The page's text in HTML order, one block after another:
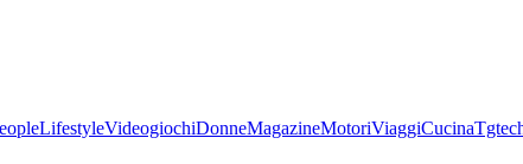
LifestyleVideogiochiDonneMagazineMotoriViaggiCucina